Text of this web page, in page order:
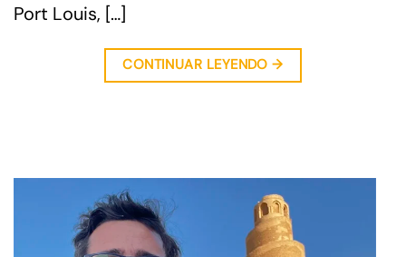
Port Louis, […]
CONTINUAR LEYENDO→